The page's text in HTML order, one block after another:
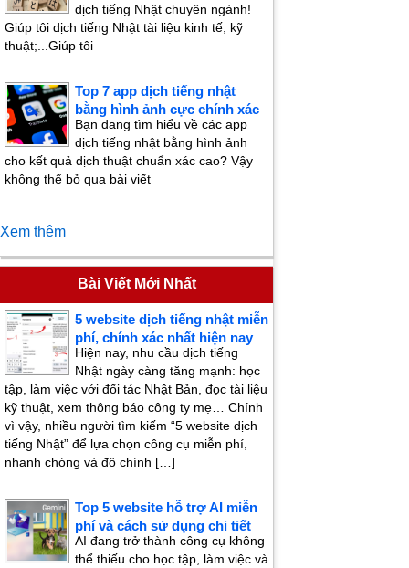
dịch tiếng Nhật chuyên ngành!
Giúp tôi dịch tiếng Nhật tài liệu kinh tế, kỹ
thuật;...Giúp tôi
Top 7 app dịch tiếng nhật
bằng hình ảnh cực chính xác
Bạn đang tìm hiểu về các app
dịch tiếng nhật bằng hình ảnh
cho kết quả dịch thuật chuẩn xác cao? Vậy
không thể bỏ qua bài viết
Xem thêm
Bài Viết Mới Nhất
5 website dịch tiếng nhật miễn
phí, chính xác nhất hiện nay
Hiện nay, nhu cầu dịch tiếng
Nhật ngày càng tăng mạnh: học
tập, làm việc với đối tác Nhật Bản, đọc tài liệu
kỹ thuật, xem thông báo công ty mẹ… Chính
vì vậy, nhiều người tìm kiếm “5 website dịch
tiếng Nhật” để lựa chọn công cụ miễn phí,
nhanh chóng và độ chính […]
Top 5 website hỗ trợ AI miễn
phí và cách sử dụng chi tiết
AI đang trở thành công cụ không
thể thiếu cho học tập, làm việc và